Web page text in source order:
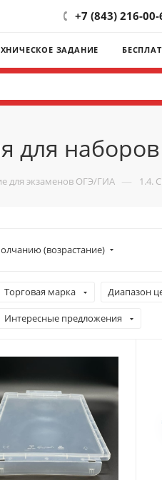
+7 (843) 216-00-
ЗАДАНИЕ
для
для экзаменов ОГЭ/ГИА — 1.4.
(возрастание)
Торговая марка Диапазон
Интересные предложения